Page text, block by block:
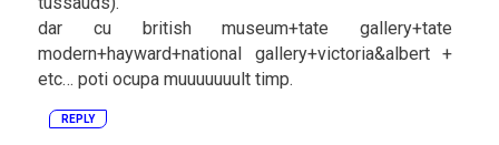
dar cu british museum+tate gallery+tate
modern+hayward+national gallery+victoria&albert +
etc… poti ocupa muuuuuuult timp.
REPLY